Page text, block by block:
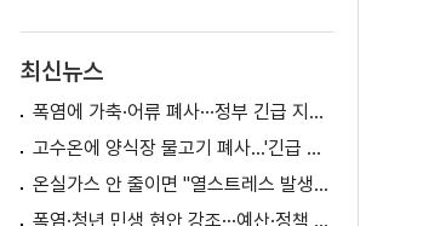
최신뉴스
폭염에 가축·어류 폐사···정부 긴급 지원책 마련
고수온에 양식장 물고기 폐사...'긴급 방류' 지원
온실가스 안 줄이면 "열스트레스 발생일 29배 증가"
폭염·청년 민생 현안 강조···예산·정책 방향 제시